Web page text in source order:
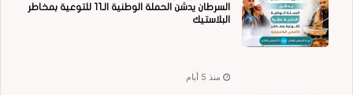
السرطان يدشن الحملة الوطنية الـ11 للتوعية بمخاطر
البلاستيك
منذ 5 أيام